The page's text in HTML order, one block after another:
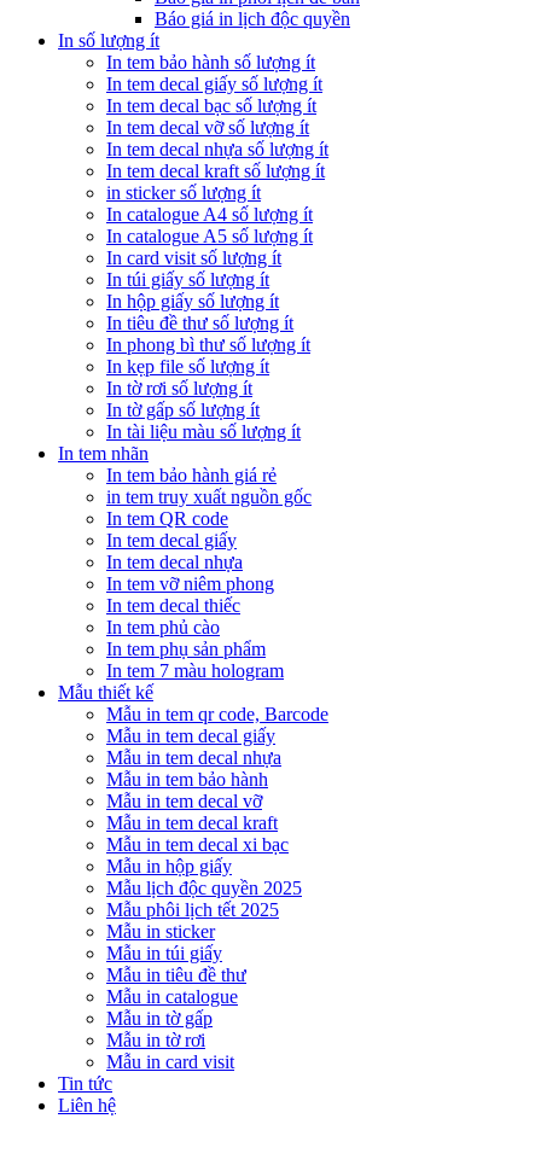
Báo giá in lịch độc quyền
In số lượng ít
In tem bảo hành số lượng ít
In tem decal giấy số lượng ít
In tem decal bạc số lượng ít
In tem decal vỡ số lượng ít
In tem decal nhựa số lượng ít
In tem decal kraft số lượng ít
in sticker số lượng ít
In catalogue A4 số lượng ít
In catalogue A5 số lượng ít
In card visit số lượng ít
In túi giấy số lượng ít
In hộp giấy số lượng ít
In tiêu đề thư số lượng ít
In phong bì thư số lượng ít
In kẹp file số lượng ít
In tờ rơi số lượng ít
In tờ gấp số lượng ít
In tài liệu màu số lượng ít
In tem nhãn
In tem bảo hành giá rẻ
in tem truy xuất nguồn gốc
In tem QR code
In tem decal giấy
In tem decal nhựa
In tem vỡ niêm phong
In tem decal thiếc
In tem phủ cào
In tem phụ sản phẩm
In tem 7 màu hologram
Mẫu thiết kế
Mẫu in tem qr code, Barcode
Mẫu in tem decal giấy
Mẫu in tem decal nhựa
Mẫu in tem bảo hành
Mẫu in tem decal vỡ
Mẫu in tem decal kraft
Mẫu in tem decal xi bạc
Mẫu in hộp giấy
Mẫu lịch độc quyền 2025
Mẫu phôi lịch tết 2025
Mẫu in sticker
Mẫu in túi giấy
Mẫu in tiêu đề thư
Mẫu in catalogue
Mẫu in tờ gấp
Mẫu in tờ rơi
Mẫu in card visit
Tin tức
Liên hệ